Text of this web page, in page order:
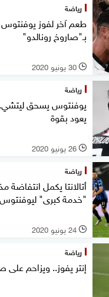
رياضة
طعم آخر لفوز
بـ"صاروخ رونالدو"
l 30 يونيو 2020
رياضة
يوفنتوس يسحق ليتشي..
يعود بقوة
l 26 يونيو 2020
رياضة
أتالانتا يكمل انتفاضة
"خدمة كبرى" ليوفنتوس
l 24 يونيو 2020
رياضة
إنتر يفوز.. ويزاحم على